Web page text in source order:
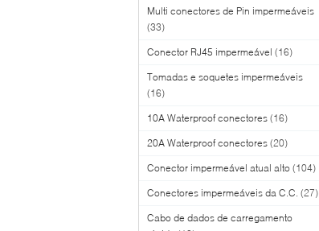
Multi conectores de Pin impermeáveis
(33)
Conector RJ45 impermeável (16)
Tomadas e soquetes impermeáveis
(16)
10A Waterproof conectores (16)
20A Waterproof conectores (20)
Conector impermeável atual alto (104)
Conectores impermeáveis da C.C. (27)
Cabo de dados de carregamento